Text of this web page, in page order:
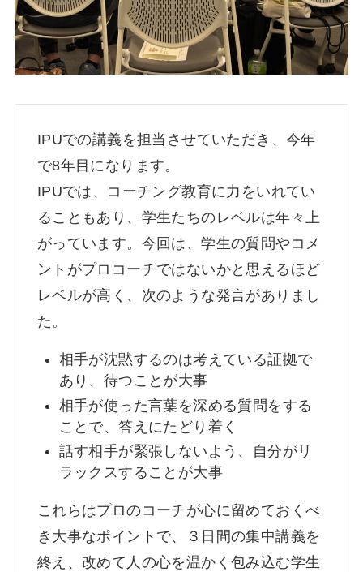
IPUでの講義を担当させていただき、今年
で8年目になります。
IPUでは、コーチング教育に力をいれてい
ることもあり、学生たちのレベルは年々上
がっています。今回は、学生の質問やコメ
ントがプロコーチではないかと思えるほど
レベルが高く、次のような発言がありまし
た。
相手が沈黙するのは考えている証拠で
あり、待つことが大事
相手が使った言葉を深める質問をする
ことで、答えにたどり着く
話す相手が緊張しないよう、自分がリ
ラックスすることが大事
これらはプロのコーチが心に留めておくべ
き大事なポイントで、３日間の集中講義を
終え、改めて人の心を温かく包み込む学生